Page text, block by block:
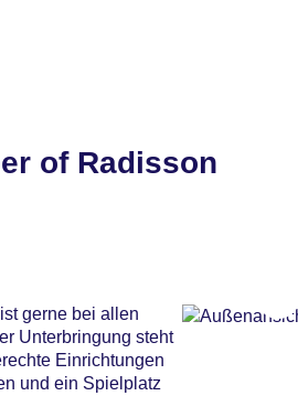
of Radisson
gerne bei allen
Unterbringung steht
Einrichtungen
und ein Spielplatz